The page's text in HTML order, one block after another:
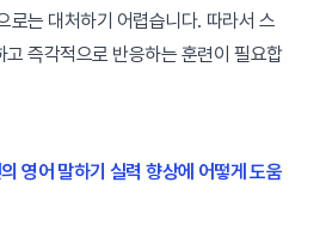
로는 대처하기 어렵습니다. 따라서 스
고 즉각적으로 반응하는 훈련이 필요합
영어 말하기 실력 향상에 어떻게 도움